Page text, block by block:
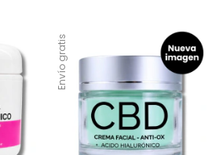
Envío gratis